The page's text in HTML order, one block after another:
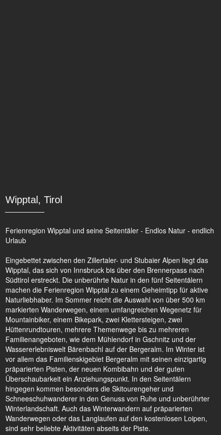
Wipptal, Tirol
Ferienregion Wipptal und seine Seitentäler - Endlos Natur - endlich
Urlaub
Eingebettet zwischen den Zillertaler- und Stubaier Alpen liegt das
Wipptal, das sich von Innsbruck bis über den Brennerpass nach
Südtirol erstreckt. Die unberührte Natur in den fünf Seitentälern
machen die Ferienregion Wipptal zu einem Geheimtipp für aktive
Naturliebhaber. Im Sommer reicht die Auswahl von über 500 km
markierten Wanderwegen, einem umfangreichen Wegenetz für
Mountainbiker, einem Bikepark, zwei Klettersteigen, zwei
Hüttenrundtouren, mehrere Themenwege bis zu mehreren
Familienangeboten, wie dem Mühlendorf in Gschnitz und der
Wassererlebniswelt Bärenbachl auf der Bergeralm. Im Winter ist
vor allem das Familienskigebiet Bergeralm mit seinen einzigartig
präparierten Pisten, der neuen Kombibahn und der guten
Überschaubarkeit ein Anziehungspunkt. In den Seitentälern
hingegen kommen besonders die Skitourengeher und
Schneeschuhwanderer in den Genuss von Ruhe und unberührter
Winterlandschaft. Auch das Winterwandern auf präparierten
Wanderwegen oder das Langlaufen auf den kostenlosen Loipen,
sind sehr beliebte Aktivitäten abseits der Piste.